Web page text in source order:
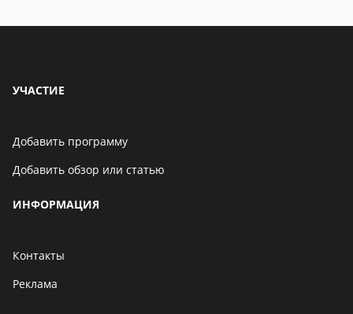
УЧАСТИЕ
Добавить программу
Добавить обзор или статью
ИНФОРМАЦИЯ
Контакты
Реклама